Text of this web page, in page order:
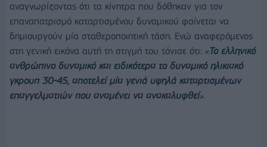
αναγνωρίζοντας ότι τα κίνητρα που δόθηκαν για τον
επαναπατρισμό καταρτισμένου δυναμικού φαίνεται να
δημιουργούν μία σταθεροποιητική τάση. Ενώ αναφερόμενος
στη γενική εικόνα αυτή τη στιγμή του τόνισε ότι: «Το ελληνικό
ανθρώπινο δυναμικό και ειδικότερα το δυναμικό ηλικιακό
γκρουπ 30-45, αποτελεί μία γενιά υψηλά καταρτισμένων
επαγγελματιών που αναμένει να ανακαλυφθεί».